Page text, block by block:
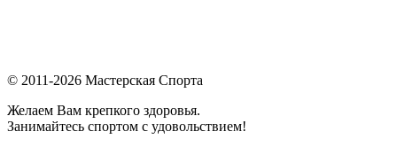
© 2011-2026 Мастерская Спорта
Желаем Вам крепкого здоровья.
Занимайтесь спортом с удовольствием!